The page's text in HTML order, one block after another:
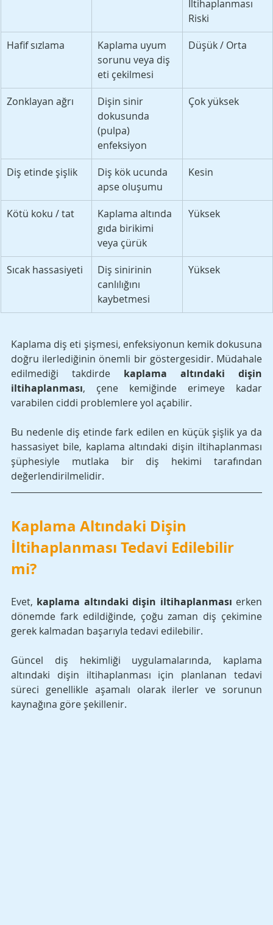
İltihaplanması
Riski
Hafif sızlama
Kaplama uyum
sorunu veya diş
eti çekilmesi
Düşük / Orta
Zonklayan ağrı
Dişin sinir
dokusunda
(pulpa)
enfeksiyon
Çok yüksek
Diş etinde şişlik
Diş kök ucunda
apse oluşumu
Kesin
Kötü koku / tat
Kaplama altında
gıda birikimi
veya çürük
Yüksek
Sıcak hassasiyeti
Diş sinirinin
canlılığını
kaybetmesi
Yüksek
Kaplama diş eti şişmesi, enfeksiyonun kemik dokusuna
doğru ilerlediğinin önemli bir göstergesidir. Müdahale
edilmediği takdirde kaplama altındaki dişin
iltihaplanması, çene kemiğinde erimeye kadar
varabilen ciddi problemlere yol açabilir.
Bu nedenle diş etinde fark edilen en küçük şişlik ya da
hassasiyet bile, kaplama altındaki dişin iltihaplanması
şüphesiyle mutlaka bir diş hekimi tarafından
değerlendirilmelidir.
Kaplama Altındaki Dişin
İltihaplanması Tedavi Edilebilir
mi?
Evet, kaplama altındaki dişin iltihaplanması erken
dönemde fark edildiğinde, çoğu zaman diş çekimine
gerek kalmadan başarıyla tedavi edilebilir.
Güncel diş hekimliği uygulamalarında, kaplama
altındaki dişin iltihaplanması için planlanan tedavi
süreci genellikle aşamalı olarak ilerler ve sorunun
kaynağına göre şekillenir.